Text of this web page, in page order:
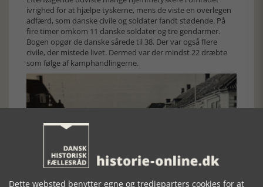
ivrighed for at hjælpe tyskerne, mens de viste en overlegen
adfærd, som danske civile og soldater fandt stødende. På
fire timer omkom 11 danske soldater og tre gendarmer.
Bogen opgør de danske sårede til 38. Der var også flere
civile, der mistede livet. Dermed var der mindst 22 dræbte
som følge af kamphandlingerne.
Dette websted benytter egne og tredjeparters cookies for at